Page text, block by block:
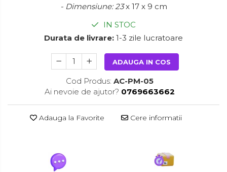
- Dimensiune: 23x 17 x 9 cm
IN STOC
Durata de livrare: 1-3 zile lucratoare
ADAUGA IN COS
Cod Produs: AC-PM-05
Ai nevoie de ajutor? 0769663662
Adauga la Favorite Cere informatii